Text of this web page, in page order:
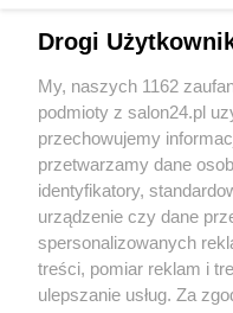
Sport
Społeczeństwo
Kultura
X Facebook
Drogi
My, naszych 1162
podmioty z salon24.pl
przechowujemy
przetwarzamy dane
identyfikatory,
urządzenie czy dane
spersonalizowanych
treści, pomiar reklam i
ulepszanie usług. Za